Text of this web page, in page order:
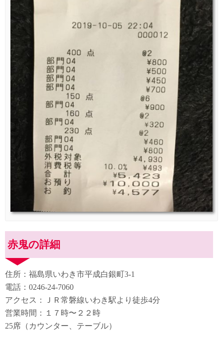
赤鬼の詳細
住所：福島県いわき市平成白銀町3-1
電話：0246-24-7060
アクセス：ＪＲ常磐線いわき駅より徒歩4分
営業時間：１７時〜２２時
25席（カウンター、テーブル）